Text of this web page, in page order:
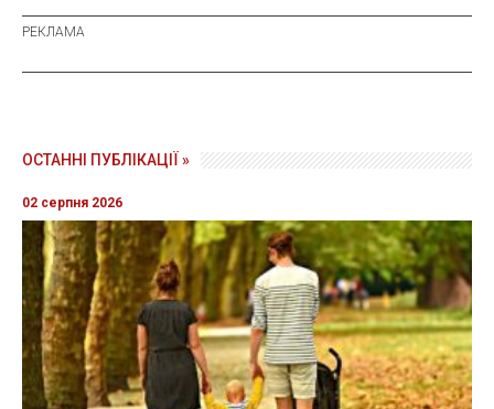
ОСТАННІ ПУБЛІКАЦІЇ »
02 серпня 2026